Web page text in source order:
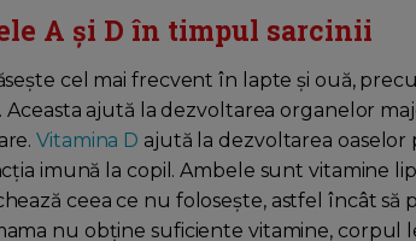
A și D în timpul sarcinii
cel mai frecvent în lapte și ouă,
Aceasta ajută la dezvoltarea organelor
Vitamina D ajută la dezvoltarea
imună la copil. Ambele sunt vitamine
ceea ce nu folosește, astfel încât
nu obține suficiente vitamine, corpul